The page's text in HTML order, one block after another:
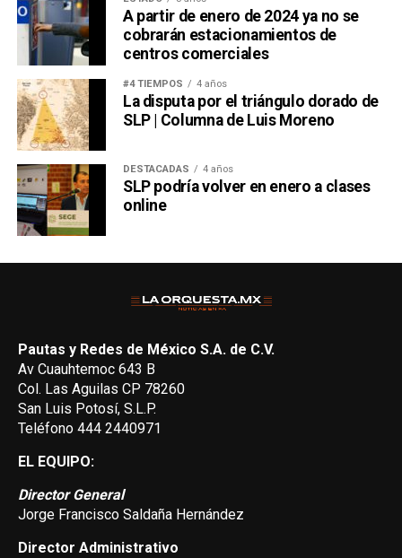
A partir de enero de 2024 ya no se
cobrarán estacionamientos de
centros comerciales
#4 TIEMPOS 4 años
La disputa por el triángulo dorado de
SLP | Columna de Luis Moreno
DESTACADAS 4 años
SLP podría volver en enero a clases
online
Pautas y Redes de México S.A. de C.V.
Av Cuauhtemoc 643 B
Col. Las Aguilas CP 78260
San Luis Potosí, S.L.P.
Teléfono 444 2440971
EL EQUIPO:
Director General
Jorge Francisco Saldaña Hernández
Director Administrativo